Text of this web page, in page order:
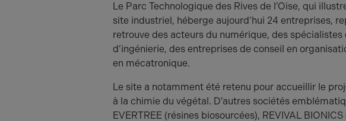
Le Parc Technologique des Rives de l’Oise, qui
site industriel, héberge aujourd’hui 24 entreprises,
retrouve des acteurs du numérique, des
d’ingénierie, des entreprises de conseil en
en mécatronique.
Le site a notamment été retenu pour accueillir le
à la chimie du végétal. D’autres sociétés
EVERTREE (résines biosourcées), REVIVAL